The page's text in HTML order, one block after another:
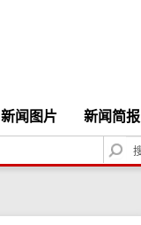
新闻图片 新闻简报
S
e
c